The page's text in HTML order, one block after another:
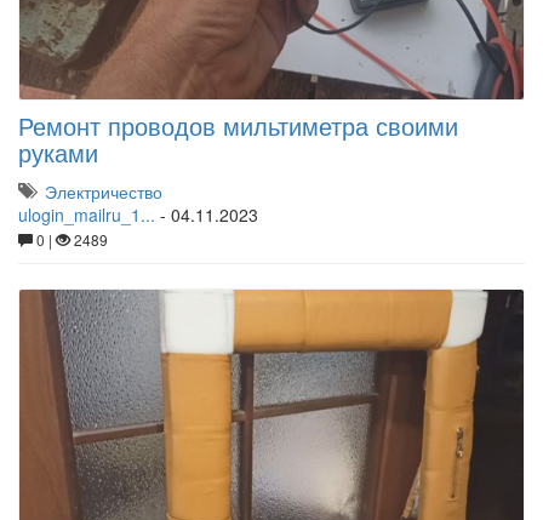
Ремонт проводов мильтиметра своими
руками
Электричество
ulogin_mailru_1... - 04.11.2023
0 | 2489